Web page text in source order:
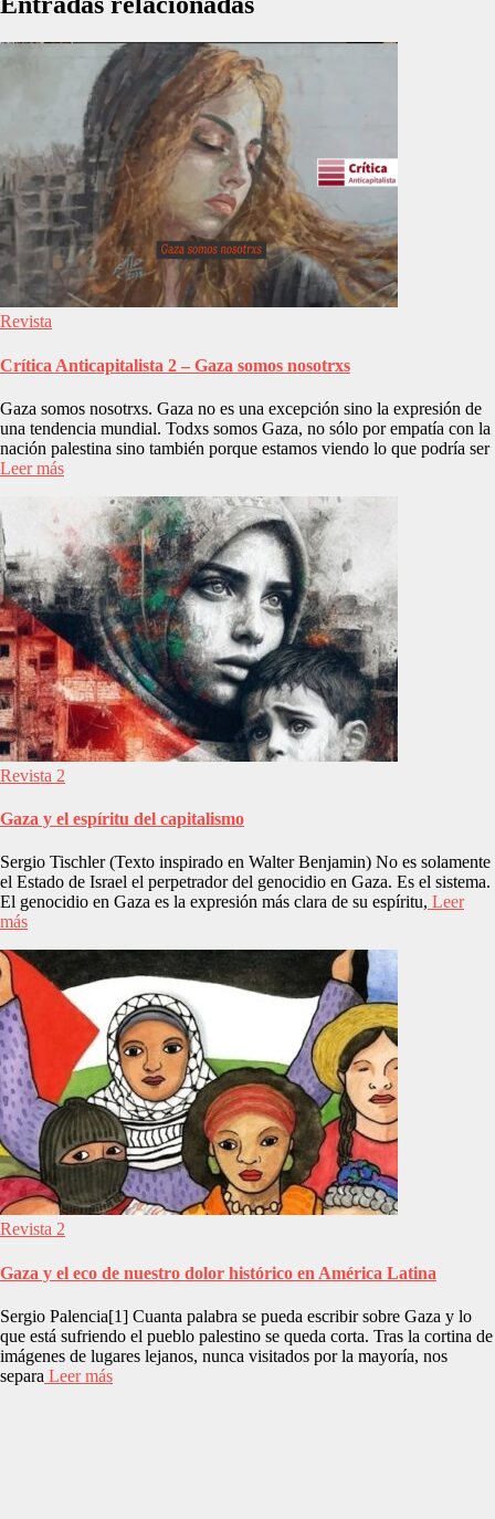
Revista
Crítica Anticapitalista 2 – Gaza somos nosotrxs
Gaza somos nosotrxs. Gaza no es una excepción sino la expresión de
una tendencia mundial. Todxs somos Gaza, no sólo por empatía con la
nación palestina sino también porque estamos viendo lo que podría ser
Leer más
Revista 2
Gaza y el espíritu del capitalismo
Sergio Tischler (Texto inspirado en Walter Benjamin) No es solamente
el Estado de Israel el perpetrador del genocidio en Gaza. Es el sistema.
El genocidio en Gaza es la expresión más clara de su espíritu, Leer
más
Revista 2
Gaza y el eco de nuestro dolor histórico en América Latina
Sergio Palencia[1] Cuanta palabra se pueda escribir sobre Gaza y lo
que está sufriendo el pueblo palestino se queda corta. Tras la cortina de
imágenes de lugares lejanos, nunca visitados por la mayoría, nos
separa Leer más